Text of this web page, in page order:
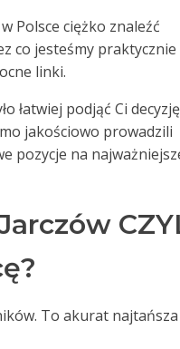
Polsce ciężko znaleźć
co jesteśmy praktycznie
linki.
łatwiej podjąć Ci
jakościowo prowadzili
pozycje na
To akurat najtańsza